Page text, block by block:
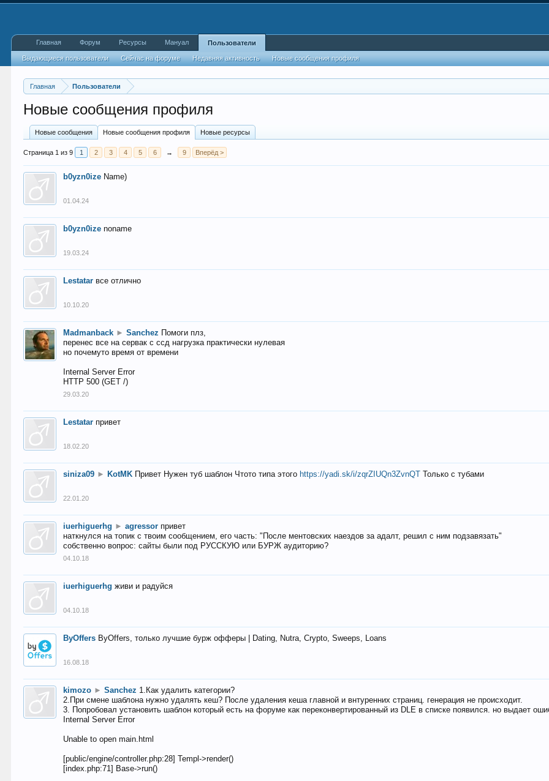
Главная Пользователи
Новые сообщения профиля
Новые сообщения Новые сообщения профиля Новые ресурсы
Страница 1 из 9 1 2 3 4 5 6 → 9 Вперёд >
b0yzn0ize Name)
01.04.24
b0yzn0ize noname
19.03.24
Lestatar все отлично
10.10.20
Madmanback ► Sanchez Помоги плз,
перенес все на сервак с ссд нагрузка практически нулевая
но почемуто время от времени
Internal Server Error
HTTP 500 (GET /)
29.03.20
Lestatar привет
18.02.20
siniza09 ► KotMK Привет Нужен туб шаблон Чтото типа этого https://yadi.sk/i/zqrZIUQn3ZvnQT Только с тубами
22.01.20
iuerhiguerhg ► agressor привет
наткнулся на топик с твоим сообщением, его часть: "После ментовских наездов за адалт, решил с ним подзавязать"
собственно вопрос: сайты были под РУССКУЮ или БУРЖ аудиторию?
04.10.18
iuerhiguerhg живи и радуйся
04.10.18
ByOffers ByOffers, только лучшие бурж офферы | Dating, Nutra, Crypto, Sweeps, Loans
16.08.18
kimozo ► Sanchez 1.Как удалить категории?
2.При смене шаблона нужно удалять кеш? После удаления кеша главной и внтуренних страниц. генерация не происходит.
3. Попробовал установить шаблон который есть на форуме как переконвертированный из DLE в списке появился. но выдает
Internal Server Error
Unable to open main.html
[public/engine/controller.php:28] Templ->render()
[index.php:71] Base->run()
Главная Форум Ресурсы Мануал Пользователи
Выдающиеся пользователи Сейчас на форуме Недавняя активность Новые сообщения профиля